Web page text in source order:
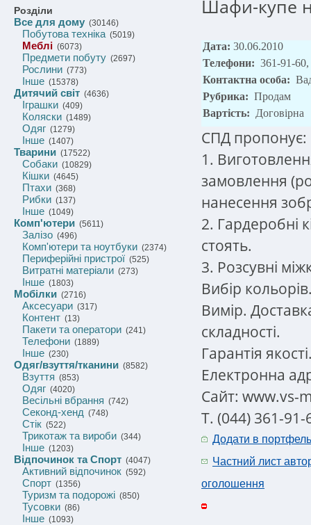
Розділи
Все для дому (30146)
Побутова техніка(5019)
Меблі (6073)
Предмети побуту (2697)
Рослини (773)
Інше (15378)
Дитячий світ (4636)
Іграшки (409)
Коляски (1489)
Одяг (1279)
Інше (1407)
Тварини (17522)
Собаки (10829)
Кішки (4645)
Птахи (368)
Рибки (137)
Інше (1049)
Комп'ютери (5611)
Залізо (496)
Комп'ютери та ноутбуки (2374)
Периферійні пристрої (525)
Витратні матеріали (273)
Інше (1803)
Мобілки (2716)
Аксесуари (317)
Контент (13)
Пакети та оператори (241)
Телефони (1889)
Інше (230)
Одяг/взуття/тканини (8582)
Взуття (853)
Одяг (4020)
Весільні вбрання (742)
Секонд-хенд (748)
Стік (522)
Трикотаж та вироби (344)
Інше (1203)
Відпочинок та Спорт (4047)
Активний відпочинок (592)
Спорт (1356)
Туризм та подорожі (850)
Тусовки (86)
Інше (1093)
Шафи-купе
Дата: 30.06.2010
Телефони: 361-91-
Контактна особа:
Рубрика: Продам
Вартість: Договірна
СПД пропонує:
1.
замовлення
нанесення
2. Гардеробні
стоять.
3. Розсувні
Вибір
Вимір.
складності.
Гарантія
Електронна
Сайт: www.vs-
Т. (044) 361-
Додати в портфель
Частний лист
оголошення